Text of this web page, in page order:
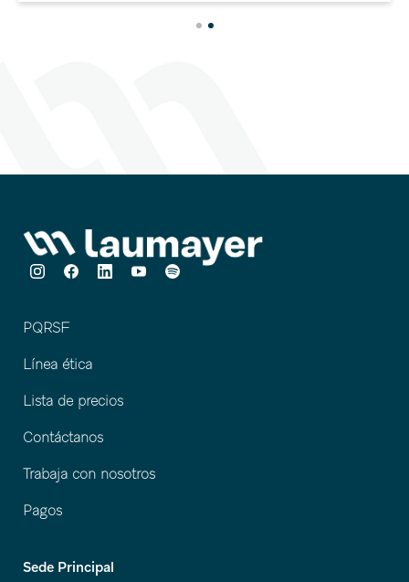
PQRSF
Línea ética
Lista de precios
Contáctanos
Trabaja con nosotros
Pagos
Sede Principal